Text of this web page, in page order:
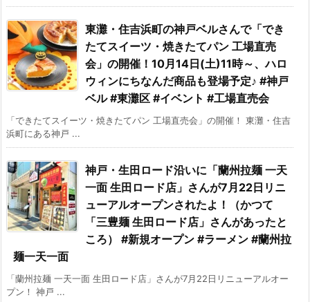
東灘・住吉浜町の神戸ベルさんで「でき
たてスイーツ・焼きたてパン 工場直売
会」の開催！10月14日(土)11時～、ハロ
ウィンにちなんだ商品も登場予定♪ #神戸
ベル #東灘区 #イベント #工場直売会
「できたてスイーツ・焼きたてパン 工場直売会」の開催！ 東灘・住吉
浜町にある神戸 ...
神戸・生田ロード沿いに「蘭州拉麺 一天
一面 生田ロード店」さんが7月22日リニ
ューアルオープンされたよ！（かつて
「三豊麺 生田ロード店」さんがあったと
ころ） #新規オープン #ラーメン #蘭州拉
麺一天一面
「蘭州拉麺 一天一面 生田ロード店」さんが7月22日リニューアルオー
プン！ 神戸 ...